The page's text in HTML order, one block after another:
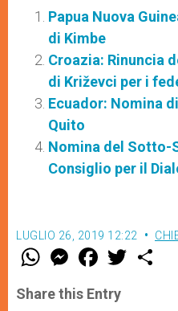
Papua Nuova
di Kimbe
Croazia: Rinuncia
di Križevci per i
Ecuador: Nomina
Quito
Nomina del Sotto-
Consiglio per il
LUGLIO 26, 2019 12:22
W
t
s
M
e
s
e
F
a
e
b
w
Share this Entry